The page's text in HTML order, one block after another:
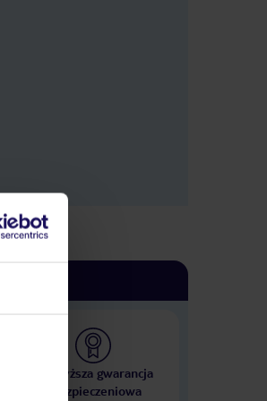
Najwyższa gwarancja
ubezpieczeniowa